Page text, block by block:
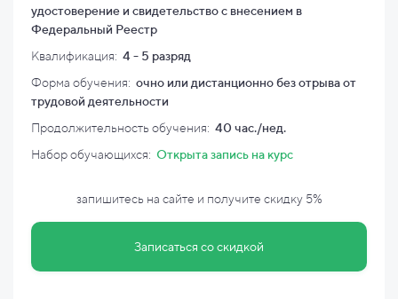
удостоверение и свидетельство с внесением в
Федеральный Реестр
Квалификация: 4 - 5 разряд
Форма обучения: очно или дистанционно без отрыва от
трудовой деятельности
Продолжительность обучения: 40 час./нед.
Набор обучающихся: Открыта запись на курс
запишитесь на сайте и получите скидку 5%
Записаться со скидкой